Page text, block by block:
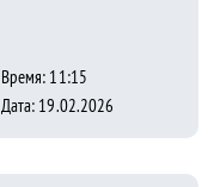
Время: 11:15
Дата: 19.02.2026